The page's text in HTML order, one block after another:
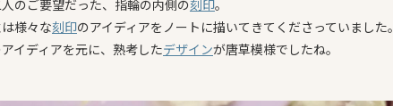
のご要望だった、指輪の内側の刻印。
様々な刻印のアイディアをノートに描いてきてくださっていました。
イディアを元に、熟考したデザインが唐草模様でしたね。